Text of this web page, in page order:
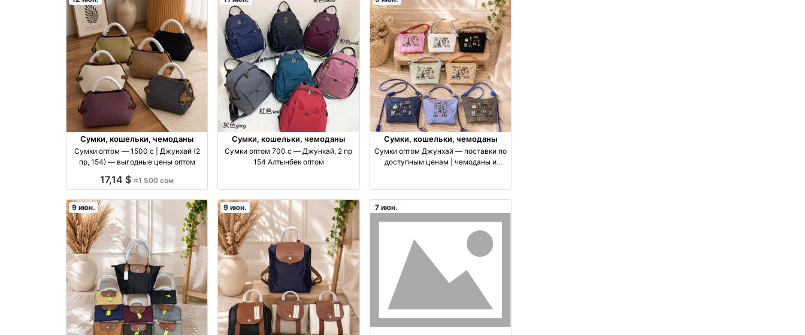
Сумки, кошельки, чемоданы
Сумки оптом — 1500 с | Джунхай (2
пр, 154) — выгодные цены оптом
17,14 $ ≈1 500 сом
Сумки, кошельки, чемоданы
Сумки оптом 700 с — Джунхай, 2 пр
154 Алтынбек оптом
Сумки, кошельки, чемоданы
Сумки оптом Джунхай — поставки по
доступным ценам | чемоданы и
9 июн. 9 июн. 7 июн.